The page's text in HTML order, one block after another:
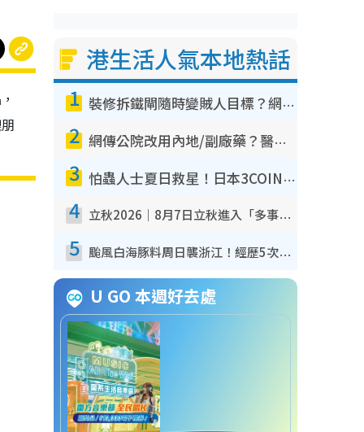
港生活人氣本地熱話
1 裝修拆鐵閘隨時變賊人目標？網民揭2大關鍵用途：裝新式等於白裝？附新舊鐵閘分別
2 網傳公院改用內地/副廠藥？醫生拆解正副廠分別 揭4類人換藥隨時出事
3 怕蟲人士夏日救星！日本3COINS爆紅驅蟲神器$45起 1招「全程免觸碰」輕鬆搞定小強
4 立秋2026｜8月7日立秋進入「多事之秋」 3件事唔做得！專家教6招開運 清枱頭／銀包納氣接好運
5 颱風白海豚料周日襲浙江！經歷5次「眼牆置換」極罕見 成登陸內地最長途颱風
U GO 本週好去處